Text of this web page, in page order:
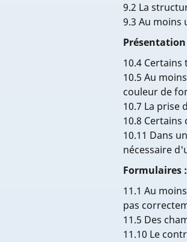
9.2 La
9.3 Au
Présentation
10.4 Certains
10.5 Au
couleur de
10.7 La prise
10.8
10.11 Dans
nécessaire
Formulaires :
11.1 Au
pas
11.5 Des
11.10 Le